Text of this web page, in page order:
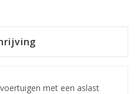
met een aslast